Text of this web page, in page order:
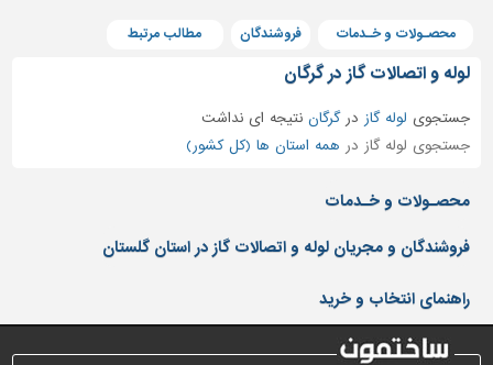
پنجره
مصالح
پله،
نرده
حفاظ
دیوارپوش،
سنگ
سرویس
محصـولات و خـدمات فروشندگان مطالب مرتبط
لوله و اتصالات گاز در گرگان
جستجوی لوله گاز درگرگان نتیجه ای نداشت
جستجوی لوله گاز در همه استان ها (کل کشور)
محصـولات و خـدمات
فروشندگان و مجریان لوله و اتصالات گاز در استان گلستان
راهنمای انتخاب و خرید